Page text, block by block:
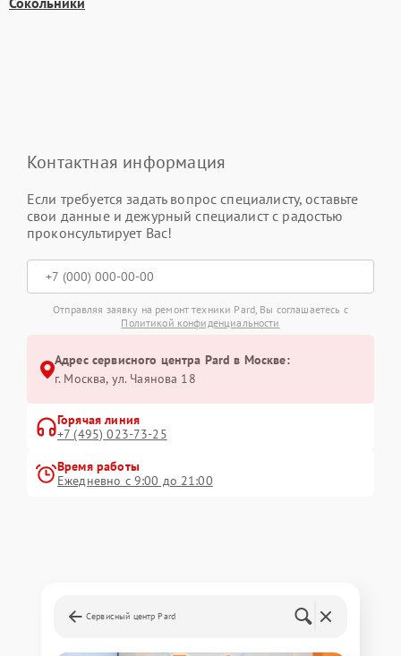
Контактная информация
Если требуется задать вопрос специалисту, оставьте
свои данные и дежурный специалист с радостью
проконсультирует Вас!
Отправляя заявку на ремонт техники Pard, Вы соглашаетесь с
Политикой конфиденциальности
Адрес сервисного центра Pard в Москве:
г. Москва, ул. Чаянова 18
Горячая линия
+7 (495) 023-73-25
Время работы
Ежедневно с 9:00 до 21:00
Сервисный центр Pard